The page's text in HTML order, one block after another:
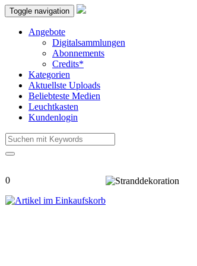
Toggle navigation
Angebote
Digitalsammlungen
Abonnements
Credits*
Kategorien
Aktuellste Uploads
Beliebteste Medien
Leuchtkasten
Kundenlogin
0